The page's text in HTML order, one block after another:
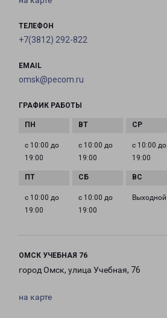
ТЕЛЕФОН
+7(3812) 292-822
EMAIL
omsk@pecom.ru
ГРАФИК РАБОТЫ
с 10:00 до
19:00
с 10:00 до
19:00
с 10:00 до
19:00
с 10:00 до
19:00
с 10:00 до
19:00
Выходной
ОМСК УЧЕБНАЯ 76
город Омск, улица Учебная, 76
на карте